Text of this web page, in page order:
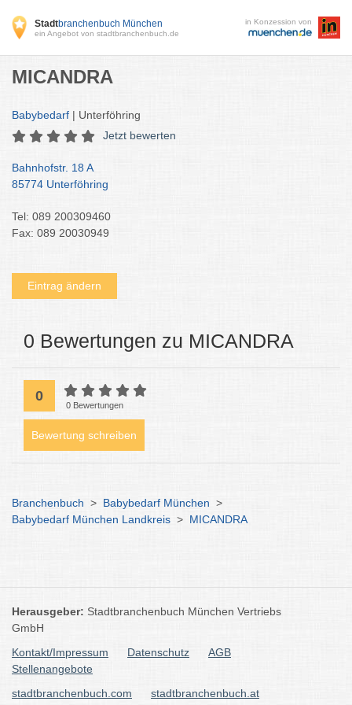
Stadtbranchenbuch München
ein Angebot von stadtbranchenbuch.de
in Konzession von
MICANDRA
Babybedarf | Unterföhring
Jetzt bewerten
Bahnhofstr. 18 A
85774 Unterföhring
Tel: 089 200309460
Fax: 089 20030949
Eintrag ändern
0 Bewertungen zu MICANDRA
0
0 Bewertungen
Bewertung schreiben
Branchenbuch > Babybedarf München >
Babybedarf München Landkreis > MICANDRA
Herausgeber: Stadtbranchenbuch München Vertriebs
GmbH
Kontakt/Impressum
Datenschutz
AGB
Stellenangebote
stadtbranchenbuch.com
stadtbranchenbuch.at